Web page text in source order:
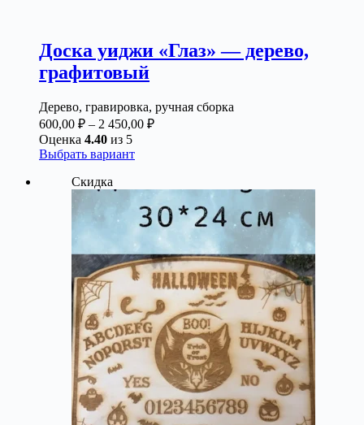
Доска уиджи «Глаз» — дерево,
графитовый
Дерево, гравировка, ручная сборка
600,00 ₽ – 2 450,00 ₽Диапазон
Оценка 4.40 из 5
Выбрать вариантЭтот
вариаций.
Опции
можно
выбрать
на
странице
товара.
Скидка